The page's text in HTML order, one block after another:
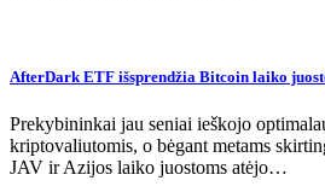
AfterDark ETF išsprendžia Bitcoin laiko
Prekybininkai jau seniai ieškojo
kriptovaliutomis, o bėgant metams
JAV ir Azijos laiko juostoms atėjo…